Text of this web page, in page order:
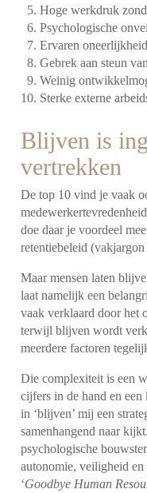
Hoge werkdruk
Psychologische
Ervaren oneerlijkheid
Gebrek aan steun
Weinig
Sterke externe
Blijven is
vertrekken
De top 10 vind je vaak
doe daar je voordeel
retentiebeleid
Maar mensen laten
laat namelijk een
vaak verklaard door het
terwijl blijven wordt
meerdere factoren
Die complexiteit is een
cijfers in de hand en
in ‘blijven’ mij een
samenhangend naar
psychologische
autonomie, veiligheid
‘Goodbye Human